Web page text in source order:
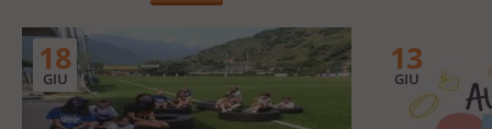
18
GIU
13
GIU